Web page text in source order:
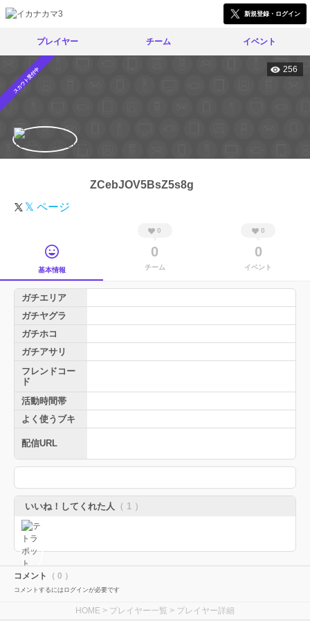
新規登録・ログイン
プレイヤー チーム イベント
スカウト受付中 256
ZCebJOV5BsZ5s8g
𝕏 ページ
基本情報
0
0
チーム
0
0
イベント
ガチエリア
ガチヤグラ
ガチホコ
ガチアサリ
フレンドコー
ド
活動時間帯
よく使うブキ
配信URL
いいね！してくれた人 （ 1 ）
コメント （ 0 ）
コメントするにはログインが必要です
HOME > プレイヤー一覧 > プレイヤー詳細